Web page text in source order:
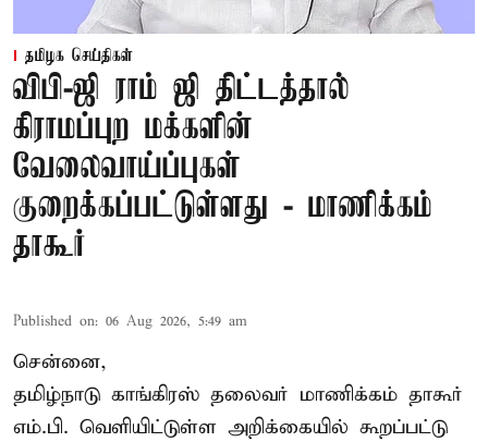
தமிழக செய்திகள்
விபி-ஜி ராம் ஜி திட்டத்தால்
கிராமப்புற மக்களின்
வேலைவாய்ப்புகள்
குறைக்கப்பட்டுள்ளது - மாணிக்கம்
தாகூர்
Published on: 06 Aug 2026, 5:49 am
சென்னை,
தமிழ்நாடு காங்கிரஸ் தலைவர் மாணிக்கம் தாகூர்
எம்.பி. வெளியிட்டுள்ள அறிக்கையில் கூறப்பட்டு